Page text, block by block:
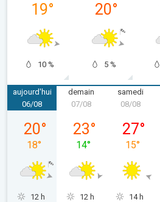
19°
10 %
20°
5 %
aujourd'hui
jeudi 06/08
06/08
20°
18°
12 h
demain
vendredi 07/08
07/08
23°
14°
12 h
samedi
08/08
27°
15°
14 h